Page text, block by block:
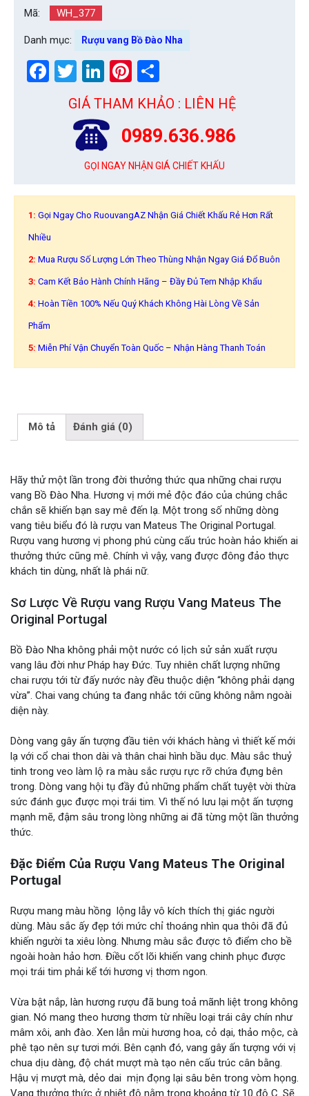
Mã: WH_377
Danh mục: Rượu vang Bồ Đào Nha
Facebook
Twitter
LinkedIn
Pinterest
GIÁ THAM KHẢO : LIÊN HỆ
0989.636.986
GỌI NGAY NHẬN GIÁ CHIẾT KHẤU
1: Gọi Ngay Cho RuouvangAZ Nhận Giá Chiết Khấu Rẻ Hơn Rất
Nhiều
2: Mua Rượu Số Lượng Lớn Theo Thùng Nhận Ngay Giá Đổ Buôn
3: Cam Kết Bảo Hành Chính Hãng – Đầy Đủ Tem Nhập Khẩu
4: Hoàn Tiền 100% Nếu Quý Khách Không Hài Lòng Về Sản
Phẩm
5: Miễn Phí Vận Chuyển Toàn Quốc – Nhận Hàng Thanh Toán
Mô tả Đánh giá (0)
Hãy thử một lần trong đời thưởng thức qua những chai rượu
vang Bồ Đào Nha. Hương vị mới mẻ độc đáo của chúng chắc
chắn sẽ khiến bạn say mê đến lạ. Một trong số những dòng
vang tiêu biểu đó là rượu van Mateus The Original Portugal.
Rượu vang hương vị phong phú cùng cấu trúc hoàn hảo khiến ai
thưởng thức cũng mê. Chính vì vậy, vang được đông đảo thực
khách tin dùng, nhất là phái nữ.
Sơ Lược Về Rượu vang Rượu Vang Mateus The
Original Portugal
Bồ Đào Nha không phải một nước có lịch sử sản xuất rượu
vang lâu đời như Pháp hay Đức. Tuy nhiên chất lượng những
chai rượu tới từ đấy nước này đều thuộc diện “không phải dạng
vừa”. Chai vang chúng ta đang nhắc tới cũng không nằm ngoài
diện này.
Dòng vang gây ấn tượng đầu tiên với khách hàng vì thiết kế mới
lạ với cổ chai thon dài và thân chai hình bầu dục. Màu sắc thuỷ
tinh trong veo làm lộ ra màu sắc rượu rực rỡ chứa đựng bên
trong. Dòng vang hội tụ đầy đủ những phẩm chất tuyệt vời thừa
sức đánh gục được mọi trái tim. Vì thế nó lưu lại một ấn tượng
mạnh mẽ, đậm sâu trong lòng những ai đã từng một lần thưởng
thức.
Đặc Điểm Của Rượu Vang Mateus The Original
Portugal
Rượu mang màu hồng lộng lẫy vô kích thích thị giác người
dùng. Màu sắc ấy đẹp tới mức chỉ thoáng nhìn qua thôi đã đủ
khiến người ta xiêu lòng. Nhưng màu sắc được tô điểm cho bề
ngoài hoàn hảo hơn. Điều cốt lõi khiến vang chinh phục được
mọi trái tim phải kể tới hương vị thơm ngon.
Vừa bật nắp, làn hương rượu đã bung toả mãnh liệt trong không
gian. Nó mang theo hương thơm từ nhiều loại trái cây chín như
mâm xôi, anh đào. Xen lẫn mùi hương hoa, cỏ dại, thảo mộc, cà
phê tạo nên sự tươi mới. Bên cạnh đó, vang gây ấn tượng với vị
chua dịu dàng, độ chát mượt mà tạo nên cấu trúc cân bằng.
Hậu vị mượt mà, dẻo dai mịn đọng lại sâu bên trong vòm họng.
Vang thưởng thức ở nhiệt độ nằm trong khoảng từ 10 độ C. Sẽ